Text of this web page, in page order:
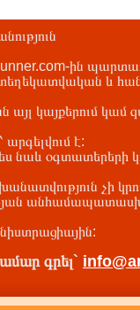
ին
և
այլ կայքերում կամ
է:
նաև օգտատերերի
չի
գրել`